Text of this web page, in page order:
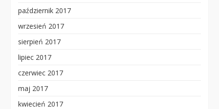
październik 2017
wrzesień 2017
sierpień 2017
lipiec 2017
czerwiec 2017
maj 2017
kwiecień 2017